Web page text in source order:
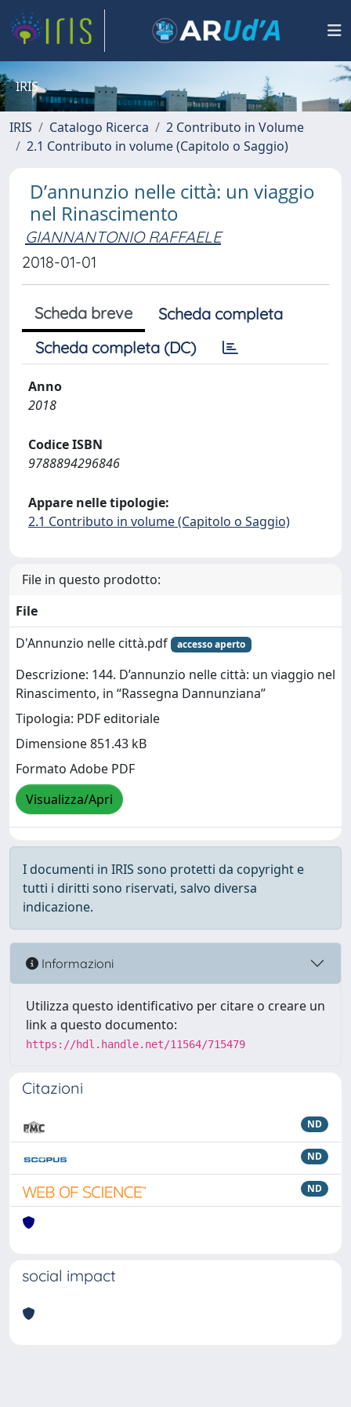
IRIS
IRIS Catalogo Ricerca
2 Contributo in Volume
2.1 Contributo in volume (Capitolo o Saggio)
D’annunzio nelle città: un viaggio
nel Rinascimento
GIANNANTONIO RAFFAELE
2018-01-01
Scheda breve
Scheda completa
Scheda completa (DC)
Anno
2018
Codice ISBN
9788894296846
Appare nelle tipologie:
2.1 Contributo in volume (Capitolo o Saggio)
File in questo prodotto:
File
D'Annunzio nelle città.pdf
accesso aperto
Descrizione: 144. D’annunzio nelle città: un viaggio nel
Rinascimento, in “Rassegna Dannunziana”
Tipologia: PDF editoriale
Dimensione 851.43 kB
Formato Adobe PDF
Visualizza/Apri
I documenti in IRIS sono protetti da copyright e
tutti i diritti sono riservati, salvo diversa
indicazione.
Informazioni
Utilizza questo identificativo per citare o creare un
link a questo documento:
https://hdl.handle.net/11564/715479
Citazioni
ND
ND
ND
social impact